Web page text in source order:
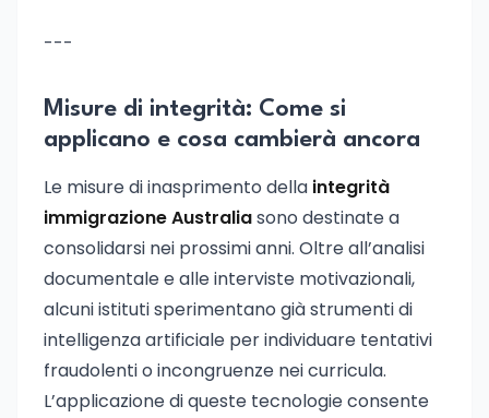
---
Misure di integrità: Come si
applicano e cosa cambierà ancora
Le misure di inasprimento della integrità
immigrazione Australiasono destinate a
consolidarsi nei prossimi anni. Oltre all’analisi
documentale e alle interviste motivazionali,
alcuni istituti sperimentano già strumenti di
intelligenza artificiale per individuare tentativi
fraudolenti o incongruenze nei curricula.
L’applicazione di queste tecnologie consente